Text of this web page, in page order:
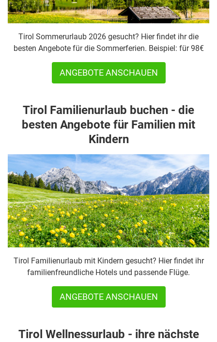
Tirol Sommerurlaub 2026 gesucht? Hier findet ihr die
besten Angebote für die Sommerferien. Beispiel: für 98€
ANGEBOTE ANSCHAUEN
Tirol Familienurlaub buchen - die
besten Angebote für Familien mit
Kindern
Tirol Familienurlaub mit Kindern gesucht? Hier findet ihr
familienfreundliche Hotels und passende Flüge.
ANGEBOTE ANSCHAUEN
Tirol Wellnessurlaub - ihre nächste